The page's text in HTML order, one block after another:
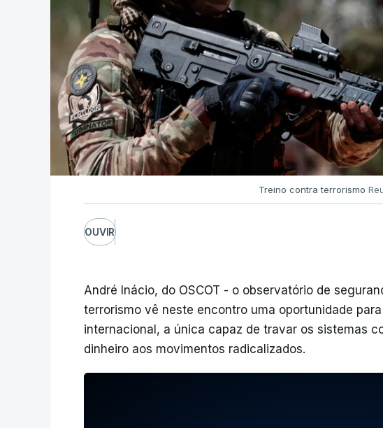
Treino contra terrorismo
OUVIR
André Inácio, do OSCOT - o observatório de
terrorismo vê neste encontro uma oportunidade
internacional, a única capaz de travar os sistemas
dinheiro aos movimentos radicalizados.